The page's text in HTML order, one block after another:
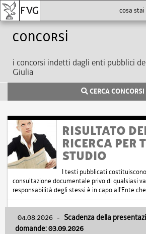
Concorsi
i concorsi indetti dagli enti pubblici
Giulia
CERCA CONCORSI
RISULTATO
RICERCA PER
STUDIO
I testi pubblicati
consultazione documentale privo di qualsiasi
responsabilità degli stessi è in capo all'Ente
04.08.2026 - Scadenza della
domande: 03.09.2026